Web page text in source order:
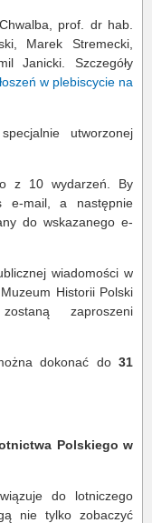
prof. dr hab.
Marek Stremecki,
Janicki. Szczegóły
w plebiscycie na
utworzonej
z 10 wydarzeń. By
e-mail, a następnie
do wskazanego e-
wiadomości w
Historii Polski
zaproszeni
dokonać do 31
Polskiego w
do lotniczego
nie tylko zobaczyć